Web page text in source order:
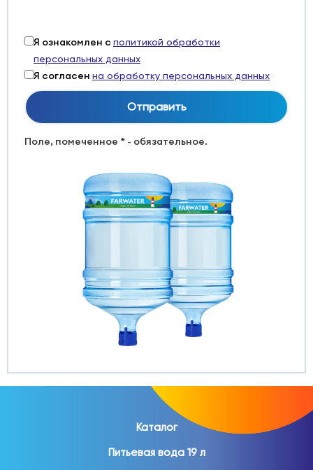
Я ознакомлен с политикой обработки
персональных данных
Я согласен на обработку персональных данных
Поле, помеченное * - обязательное.
Каталог
Питьевая вода 19 л